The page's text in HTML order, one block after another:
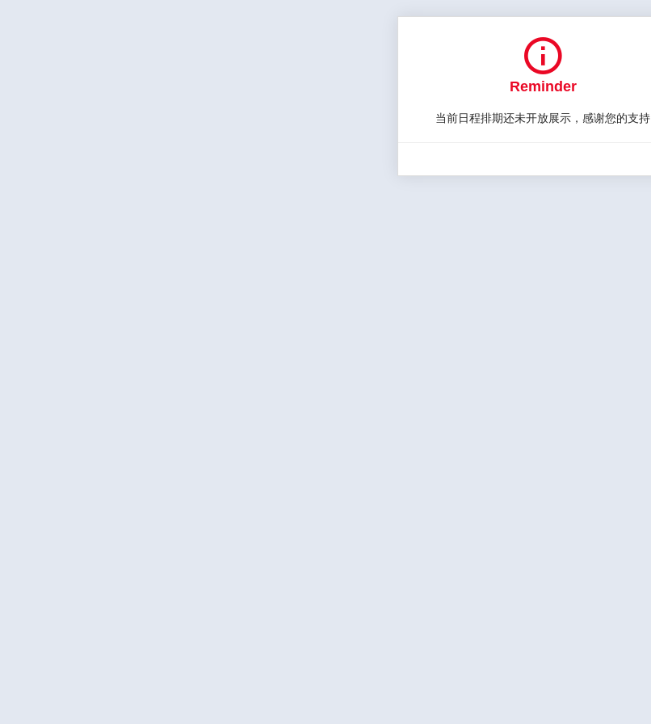

Reminder
当前日程排期还未开放展示，感谢您的支持